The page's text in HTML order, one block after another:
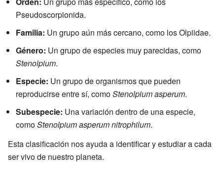
Pseudoscorpionida.
Familia: Un grupo aún más cercano, como los Olpiidae.
Género: Un grupo de especies muy parecidas, como
Stenolpium.
Especie: Un grupo de organismos que pueden
reproducirse entre sí, comoStenolpium asperum.
Subespecie: Una variación dentro de una especie,
comoStenolpium asperum nitrophilum.
Esta clasificación nos ayuda a identificar y estudiar a cada
ser vivo de nuestro planeta.